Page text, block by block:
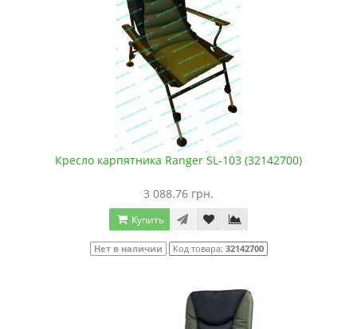
Кресло карпятника Ranger SL-103 (32142700)
3 088.76 грн.
Купить
Нет в наличии Код товара: 32142700